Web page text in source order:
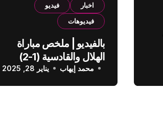
اخبار
فيديو
فيديوهات
بالفيديو | ملخص مباراة
الهلال والقادسية (1-2)
الدوري السعودي
محمد إيهاب يناير 28, 2025